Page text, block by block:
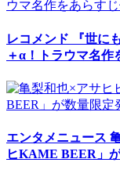
レコメンド 『世に
＋α！トラウマ名作
エンタメニュース
ヒKAME BEER」